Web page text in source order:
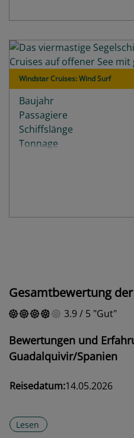
Windstar Cruises: Wind Surf
Baujahr
Passagiere
Schiffslänge
Tonnage
Gesamtbewertung
3.9/ 5 Gut
Bewertungen und
Guadalquivir/Spanien
Reisedatum:14.05.2026
Lesen